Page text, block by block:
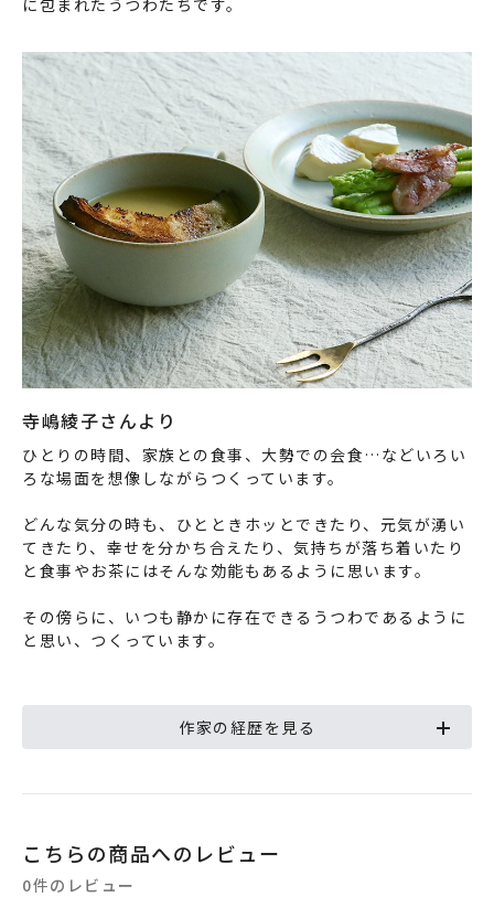
に包まれたうつわたちです。
寺嶋綾子さんより
ひとりの時間、家族との食事、大勢での会食…などいろい
ろな場面を想像しながらつくっています。
どんな気分の時も、ひとときホッとできたり、元気が湧い
てきたり、幸せを分かち合えたり、気持ちが落ち着いたり
と食事やお茶にはそんな効能もあるように思います。
その傍らに、いつも静かに存在できるうつわであるように
と思い、つくっています。
作家の経歴を見る
こちらの商品へのレビュー
0件のレビュー